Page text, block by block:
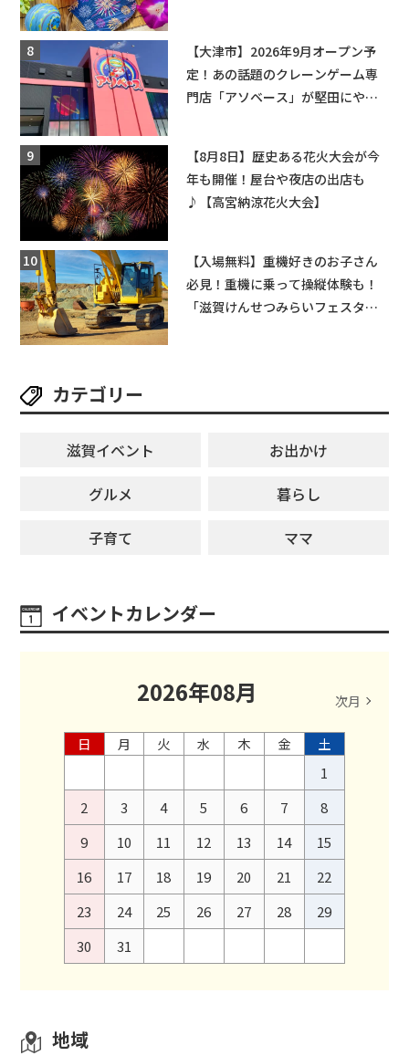
【大津市】2026年9月オープン予
定！あの話題のクレーンゲーム専
門店「アソベース」が堅田にやっ
【8月8日】歴史ある花火大会が今
年も開催！屋台や夜店の出店も
♪【高宮納涼花火大会】
【入場無料】重機好きのお子さん
必見！重機に乗って操縦体験も！
「滋賀けんせつみらいフェスタ
カテゴリー
滋賀イベント
お出かけ
グルメ
暮らし
子育て
ママ
イベントカレンダー
2026年08月 次月
日 月 火 水 木 金
土
1
2
3 4 5 6 7
8
9
10 11 12 13 14
15
16
17 18 19 20 21
22
23
24 25 26 27 28
29
30
31
地域